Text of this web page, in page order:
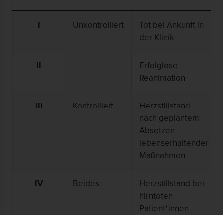
I Unkontrolliert
Tot bei Ankunft in
der Klinik
II
Erfolglose
Reanimation
III Kontrolliert
Herzstillstand
nach geplantem
Absetzen
lebenserhaltender
Maßnahmen
IV Beides
Herzstillstand bei
hirntoten
Patient*innen